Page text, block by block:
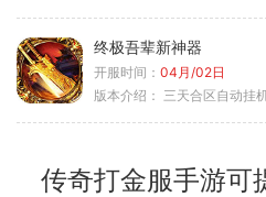
终极吾辈新神器
开服时间： 04月/02日
版本介绍： 三天合区自动挂
传奇打金服手游可